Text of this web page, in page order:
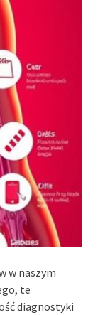
w naszym
te
diagnostyki